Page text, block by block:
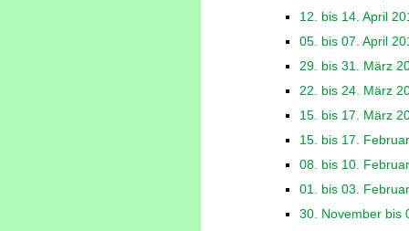
12. bis 14. April
05. bis 07. April
29. bis 31. März
22. bis 24. März
15. bis 17. März
15. bis 17.
08. bis 10.
01. bis 03.
30. November bis